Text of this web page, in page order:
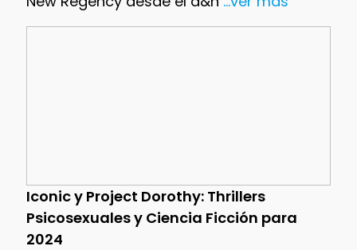
Iconic y Project Dorothy: Thrillers
Psicosexuales y Ciencia Ficción para
2024